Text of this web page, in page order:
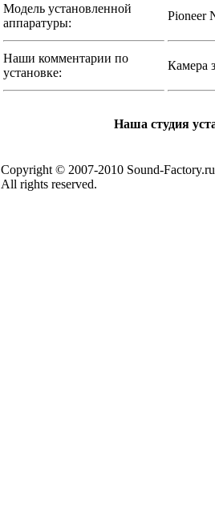
Модель установленной
аппаратуры:
Pioneer
Наши комментарии по
установке:
Камера
Наша студия
Copyright © 2007-2010 Sound-Factory.ru
All rights reserved.